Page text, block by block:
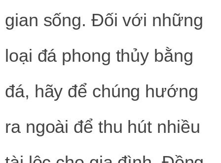
gian sống. Đối với những
loại đá phong thủy bằng
đá, hãy để chúng hướng
ra ngoài để thu hút nhiều